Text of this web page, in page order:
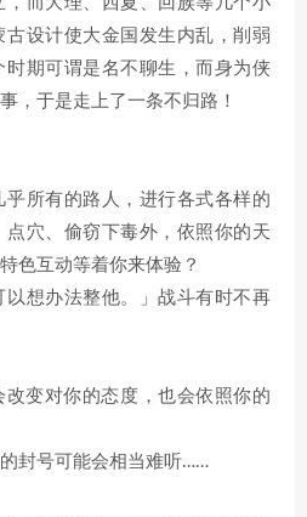
古设计使大金国发生内乱，削弱
时期可谓是名不聊生，而身为侠
，于是走上了一条不归路！
所有的路人，进行各式各样的
穴、偷窃下毒外，依照你的天
色互动等着你来体验？
想办法整他。」战斗有时不再
变对你的态度，也会依照你的
封号可能会相当难听……